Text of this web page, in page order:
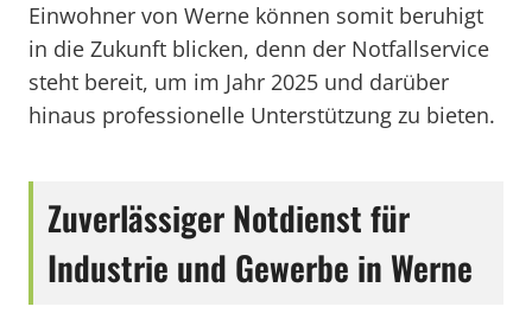
Einwohner von Werne können somit beruhigt
in die Zukunft blicken, denn der Notfallservice
steht bereit, um im Jahr 2025 und darüber
hinaus professionelle Unterstützung zu bieten.
Zuverlässiger Notdienst für
Industrie und Gewerbe in Werne